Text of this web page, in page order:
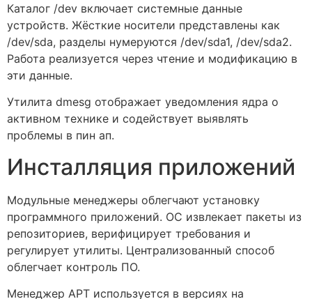
Каталог /dev включает системные данные
устройств. Жёсткие носители представлены как
/dev/sda, разделы нумеруются /dev/sda1, /dev/sda2.
Работа реализуется через чтение и модификацию в
эти данные.
Утилита dmesg отображает уведомления ядра о
активном технике и содействует выявлять
проблемы в пин ап.
Инсталляция приложений
Модульные менеджеры облегчают установку
программного приложений. ОС извлекает пакеты из
репозиториев, верифицирует требования и
регулирует утилиты. Централизованный способ
облегчает контроль ПО.
Менеджер APT используется в версиях на